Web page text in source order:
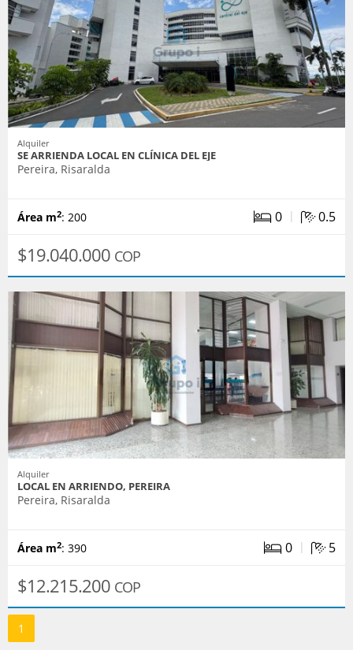
Alquiler
SE ARRIENDA LOCAL EN CLÍNICA DEL EJE
Pereira, Risaralda
Área m2: 200 0 | 0.5
$19.040.000 COP
Alquiler
LOCAL EN ARRIENDO, PEREIRA
Pereira, Risaralda
Área m2: 390 0 | 5
$12.215.200 COP
1